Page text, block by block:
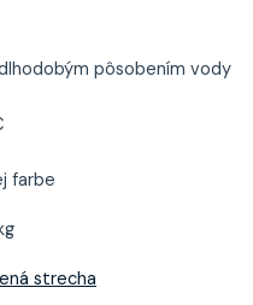
pôsobením vody
farbe
strecha